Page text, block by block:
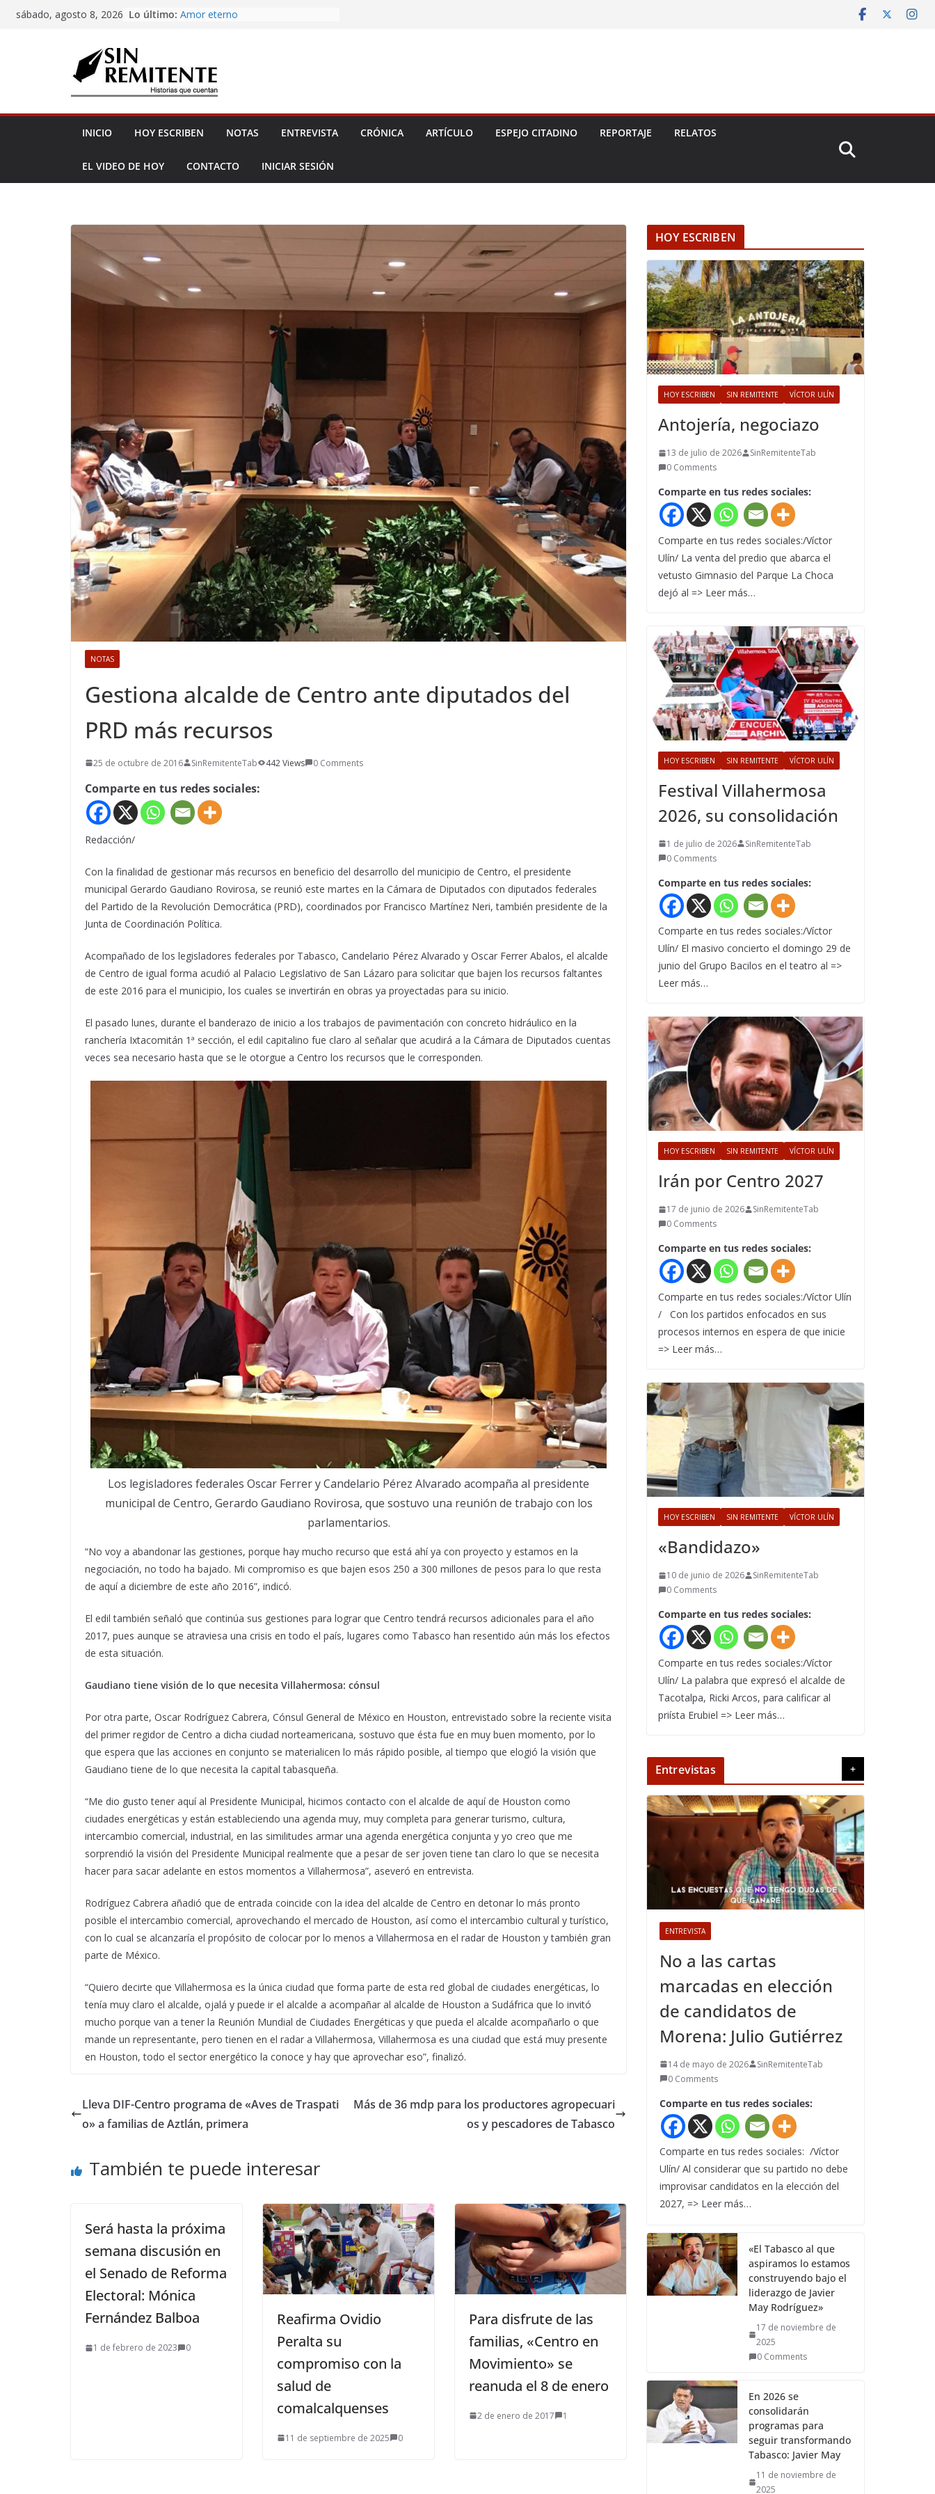
Skipsábado, agosto 8, 2026 Lo último: Misa de 12
Amor eterno
La Carta
INICIO HOY ESCRIBEN NOTAS ENTREVISTA CRÓNICA ARTÍCULO ESPEJO CITADINO REPORTAJE RELATOS
EL VIDEO DE HOY CONTACTO INICIAR SESIÓN
NOTAS
Gestiona alcalde de Centro ante diputados del
PRD más recursos
25 de octubre de 2016 SinRemitenteTab 442 Views 0 Comments
Comparte en tus redes sociales:
Redacción/
Con la finalidad de gestionar más recursos en beneficio del desarrollo del municipio de Centro, el presidente
municipal Gerardo Gaudiano Rovirosa, se reunió este martes en la Cámara de Diputados con diputados federales
del Partido de la Revolución Democrática (PRD), coordinados por Francisco Martínez Neri, también presidente de la
Junta de Coordinación Política.
Acompañado de los legisladores federales por Tabasco, Candelario Pérez Alvarado y Oscar Ferrer Abalos, el alcalde
de Centro de igual forma acudió al Palacio Legislativo de San Lázaro para solicitar que bajen los recursos faltantes
de este 2016 para el municipio, los cuales se invertirán en obras ya proyectadas para su inicio.
El pasado lunes, durante el banderazo de inicio a los trabajos de pavimentación con concreto hidráulico en la
ranchería Ixtacomitán 1ª sección, el edil capitalino fue claro al señalar que acudirá a la Cámara de Diputados cuentas
veces sea necesario hasta que se le otorgue a Centro los recursos que le corresponden.
Los legisladores federales Oscar Ferrer y Candelario Pérez Alvarado acompaña al presidente
municipal de Centro, Gerardo Gaudiano Rovirosa, que sostuvo una reunión de trabajo con los
parlamentarios.
“No voy a abandonar las gestiones, porque hay mucho recurso que está ahí ya con proyecto y estamos en la
negociación, no todo ha bajado. Mi compromiso es que bajen esos 250 a 300 millones de pesos para lo que resta
de aquí a diciembre de este año 2016”, indicó.
El edil también señaló que continúa sus gestiones para lograr que Centro tendrá recursos adicionales para el año
2017, pues aunque se atraviesa una crisis en todo el país, lugares como Tabasco han resentido aún más los efectos
de esta situación.
Gaudiano tiene visión de lo que necesita Villahermosa: cónsul
Por otra parte, Oscar Rodríguez Cabrera, Cónsul General de México en Houston, entrevistado sobre la reciente visita
del primer regidor de Centro a dicha ciudad norteamericana, sostuvo que ésta fue en muy buen momento, por lo
que espera que las acciones en conjunto se materialicen lo más rápido posible, al tiempo que elogió la visión que
Gaudiano tiene de lo que necesita la capital tabasqueña.
“Me dio gusto tener aquí al Presidente Municipal, hicimos contacto con el alcalde de aquí de Houston como
ciudades energéticas y están estableciendo una agenda muy, muy completa para generar turismo, cultura,
intercambio comercial, industrial, en las similitudes armar una agenda energética conjunta y yo creo que me
sorprendió la visión del Presidente Municipal realmente que a pesar de ser joven tiene tan claro lo que se necesita
hacer para sacar adelante en estos momentos a Villahermosa”, aseveró en entrevista.
Rodríguez Cabrera añadió que de entrada coincide con la idea del alcalde de Centro en detonar lo más pronto
posible el intercambio comercial, aprovechando el mercado de Houston, así como el intercambio cultural y turístico,
con lo cual se alcanzaría el propósito de colocar por lo menos a Villahermosa en el radar de Houston y también gran
parte de México.
“Quiero decirte que Villahermosa es la única ciudad que forma parte de esta red global de ciudades energéticas, lo
tenía muy claro el alcalde, ojalá y puede ir el alcalde a acompañar al alcalde de Houston a Sudáfrica que lo invitó
mucho porque van a tener la Reunión Mundial de Ciudades Energéticas y que pueda el alcalde acompañarlo o que
mande un representante, pero tienen en el radar a Villahermosa, Villahermosa es una ciudad que está muy presente
en Houston, todo el sector energético la conoce y hay que aprovechar eso”, finalizó.
Lleva DIF-Centro programa de «Aves de Traspati
o» a familias de Aztlán, primera
Más de 36 mdp para los productores agropecuari
os y pescadores de Tabasco
También te puede interesar
Será hasta la próxima
semana discusión en
el Senado de Reforma
Electoral: Mónica
Fernández Balboa
1 de febrero de 2023 0
Reafirma Ovidio
Peralta su
compromiso con la
salud de
comalcalquenses
11 de septiembre de 2025 0
Para disfrute de las
familias, «Centro en
Movimiento» se
reanuda el 8 de enero
2 de enero de 2017 1
HOY ESCRIBEN
HOY ESCRIBEN SIN REMITENTE VÍCTOR ULÍN
Antojería, negociazo
13 de julio de 2026
SinRemitenteTab
0 Comments
Comparte en tus redes sociales:
Comparte en tus redes sociales:/Víctor
Ulín/ La venta del predio que abarca el
vetusto Gimnasio del Parque La Choca
dejó al => Leer más…
HOY ESCRIBEN SIN REMITENTE VÍCTOR ULÍN
Festival Villahermosa
2026, su consolidación
1 de julio de 2026
SinRemitenteTab
0 Comments
Comparte en tus redes sociales:
Comparte en tus redes sociales:/Víctor
Ulín/ El masivo concierto el domingo 29 de
junio del Grupo Bacilos en el teatro al =>
Leer más…
HOY ESCRIBEN SIN REMITENTE VÍCTOR ULÍN
Irán por Centro 2027
17 de junio de 2026
SinRemitenteTab
0 Comments
Comparte en tus redes sociales:
Comparte en tus redes sociales:/Víctor Ulín
/ Con los partidos enfocados en sus
procesos internos en espera de que inicie
=> Leer más…
HOY ESCRIBEN SIN REMITENTE VÍCTOR ULÍN
«Bandidazo»
10 de junio de 2026
SinRemitenteTab
0 Comments
Comparte en tus redes sociales:
Comparte en tus redes sociales:/Víctor
Ulín/ La palabra que expresó el alcalde de
Tacotalpa, Ricki Arcos, para calificar al
priísta Erubiel => Leer más…
Entrevistas +
ENTREVISTA
No a las cartas
marcadas en elección
de candidatos de
Morena: Julio Gutiérrez
14 de mayo de 2026
SinRemitenteTab
0 Comments
Comparte en tus redes sociales:
Comparte en tus redes sociales: /Víctor
Ulín/ Al considerar que su partido no debe
improvisar candidatos en la elección del
2027, => Leer más…
«El Tabasco al que
aspiramos lo estamos
construyendo bajo el
liderazgo de Javier
May Rodríguez»
17 de noviembre de
2025
0 Comments
En 2026 se
consolidarán
programas para
seguir transformando
Tabasco: Javier May
11 de noviembre de
2025